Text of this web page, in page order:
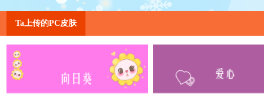
Ta上传的PC皮肤